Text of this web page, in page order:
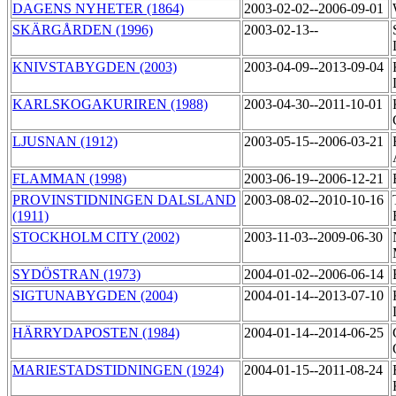
DAGENS NYHETER (1864)
2003-02-02--2006-09-01
SKÄRGÅRDEN (1996)
2003-02-13--
KNIVSTABYGDEN (2003)
2003-04-09--2013-09-04
KARLSKOGAKURIREN (1988)
2003-04-30--2011-10-01
LJUSNAN (1912)
2003-05-15--2006-03-21
FLAMMAN (1998)
2003-06-19--2006-12-21
PROVINSTIDNINGEN DALSLAND
(1911)
2003-08-02--2010-10-16
STOCKHOLM CITY (2002)
2003-11-03--2009-06-30
SYDÖSTRAN (1973)
2004-01-02--2006-06-14
SIGTUNABYGDEN (2004)
2004-01-14--2013-07-10
HÄRRYDAPOSTEN (1984)
2004-01-14--2014-06-25
MARIESTADSTIDNINGEN (1924)
2004-01-15--2011-08-24